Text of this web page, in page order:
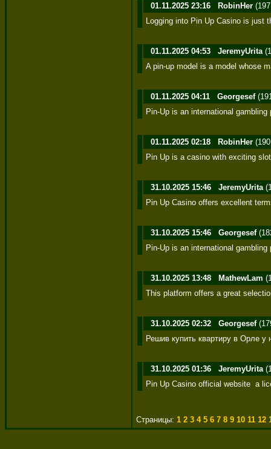
01.11.2025 23:16 RobinHer
Logging into Pin Up Casino is just
01.11.2025 04:53 JeremyUrita
A pin-up model is a model whose
01.11.2025 04:11 Georgesef
Pin-Up is an international
01.11.2025 02:18 RobinHer
Pin Up is a casino with exciting
31.10.2025 15:46 JeremyUrita
Pin Up Casino offers excellent
31.10.2025 15:46 Georgesef
Pin-Up is an international
31.10.2025 13:48 MathewLam
This platform offers a great
31.10.2025 02:32 Georgesef
Решив купить квартиру в Орле
31.10.2025 01:36 JeremyUrita
Pin Up Casino official website  a
Страницы: 1 2 3 4 5 6 7 8 9 10 11 12